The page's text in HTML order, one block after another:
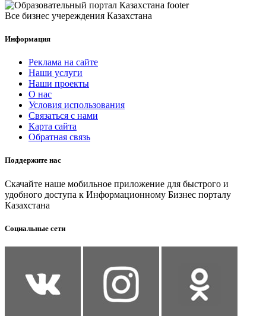
Все бизнес учереждения Казахстана
Информация
Реклама на сайте
Наши услуги
Наши проекты
О нас
Условия использования
Связаться с нами
Карта сайта
Обратная связь
Поддержите нас
Скачайте наше мобильное приложение для быстрого и
удобного доступа к Информационному Бизнес порталу
Казахстана
Социальные сети